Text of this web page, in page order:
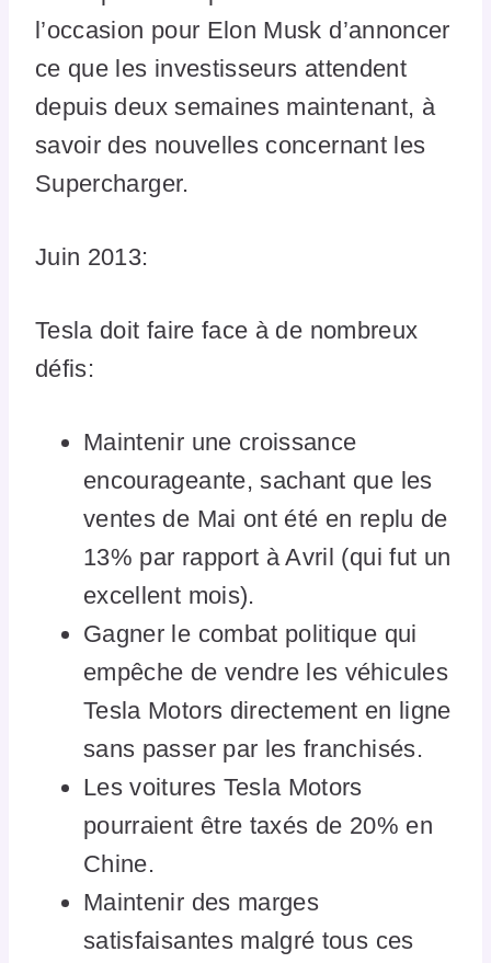
l’occasion pour Elon Musk d’annoncer
ce que les investisseurs attendent
depuis deux semaines maintenant, à
savoir des nouvelles concernant les
Supercharger.
Juin 2013:
Tesla doit faire face à de nombreux
défis:
Maintenir une croissance
encourageante, sachant que les
ventes de Mai ont été en replu de
13% par rapport à Avril (qui fut un
excellent mois).
Gagner le combat politique qui
empêche de vendre les véhicules
Tesla Motors directement en ligne
sans passer par les franchisés.
Les voitures Tesla Motors
pourraient être taxés de 20% en
Chine.
Maintenir des marges
satisfaisantes malgré tous ces